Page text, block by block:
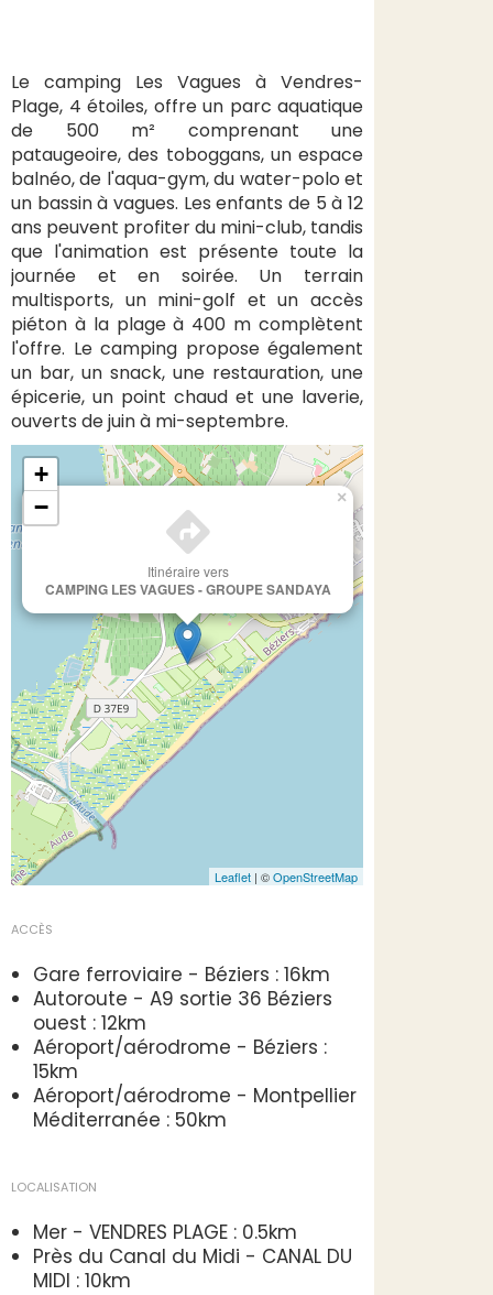
Le camping Les Vagues à Vendres-
Plage, 4 étoiles, offre un parc aquatique
de 500 m² comprenant une
pataugeoire, des toboggans, un espace
balnéo, de l'aqua-gym, du water-polo et
un bassin à vagues. Les enfants de 5 à 12
ans peuvent profiter du mini-club, tandis
que l'animation est présente toute la
journée et en soirée. Un terrain
multisports, un mini-golf et un accès
piéton à la plage à 400 m complètent
l'offre. Le camping propose également
un bar, un snack, une restauration, une
épicerie, un point chaud et une laverie,
ouverts de juin à mi-septembre.
Itinéraire vers
CAMPING LES VAGUES - GROUPE SANDAYA
×
+
−
Leaflet | ©OpenStreetMap
ACCÈS
Gare ferroviaire - Béziers : 16km
Autoroute - A9 sortie 36 Béziers
ouest : 12km
Aéroport/aérodrome - Béziers :
15km
Aéroport/aérodrome - Montpellier
Méditerranée : 50km
LOCALISATION
Mer - VENDRES PLAGE : 0.5km
Près du Canal du Midi - CANAL DU
MIDI : 10km